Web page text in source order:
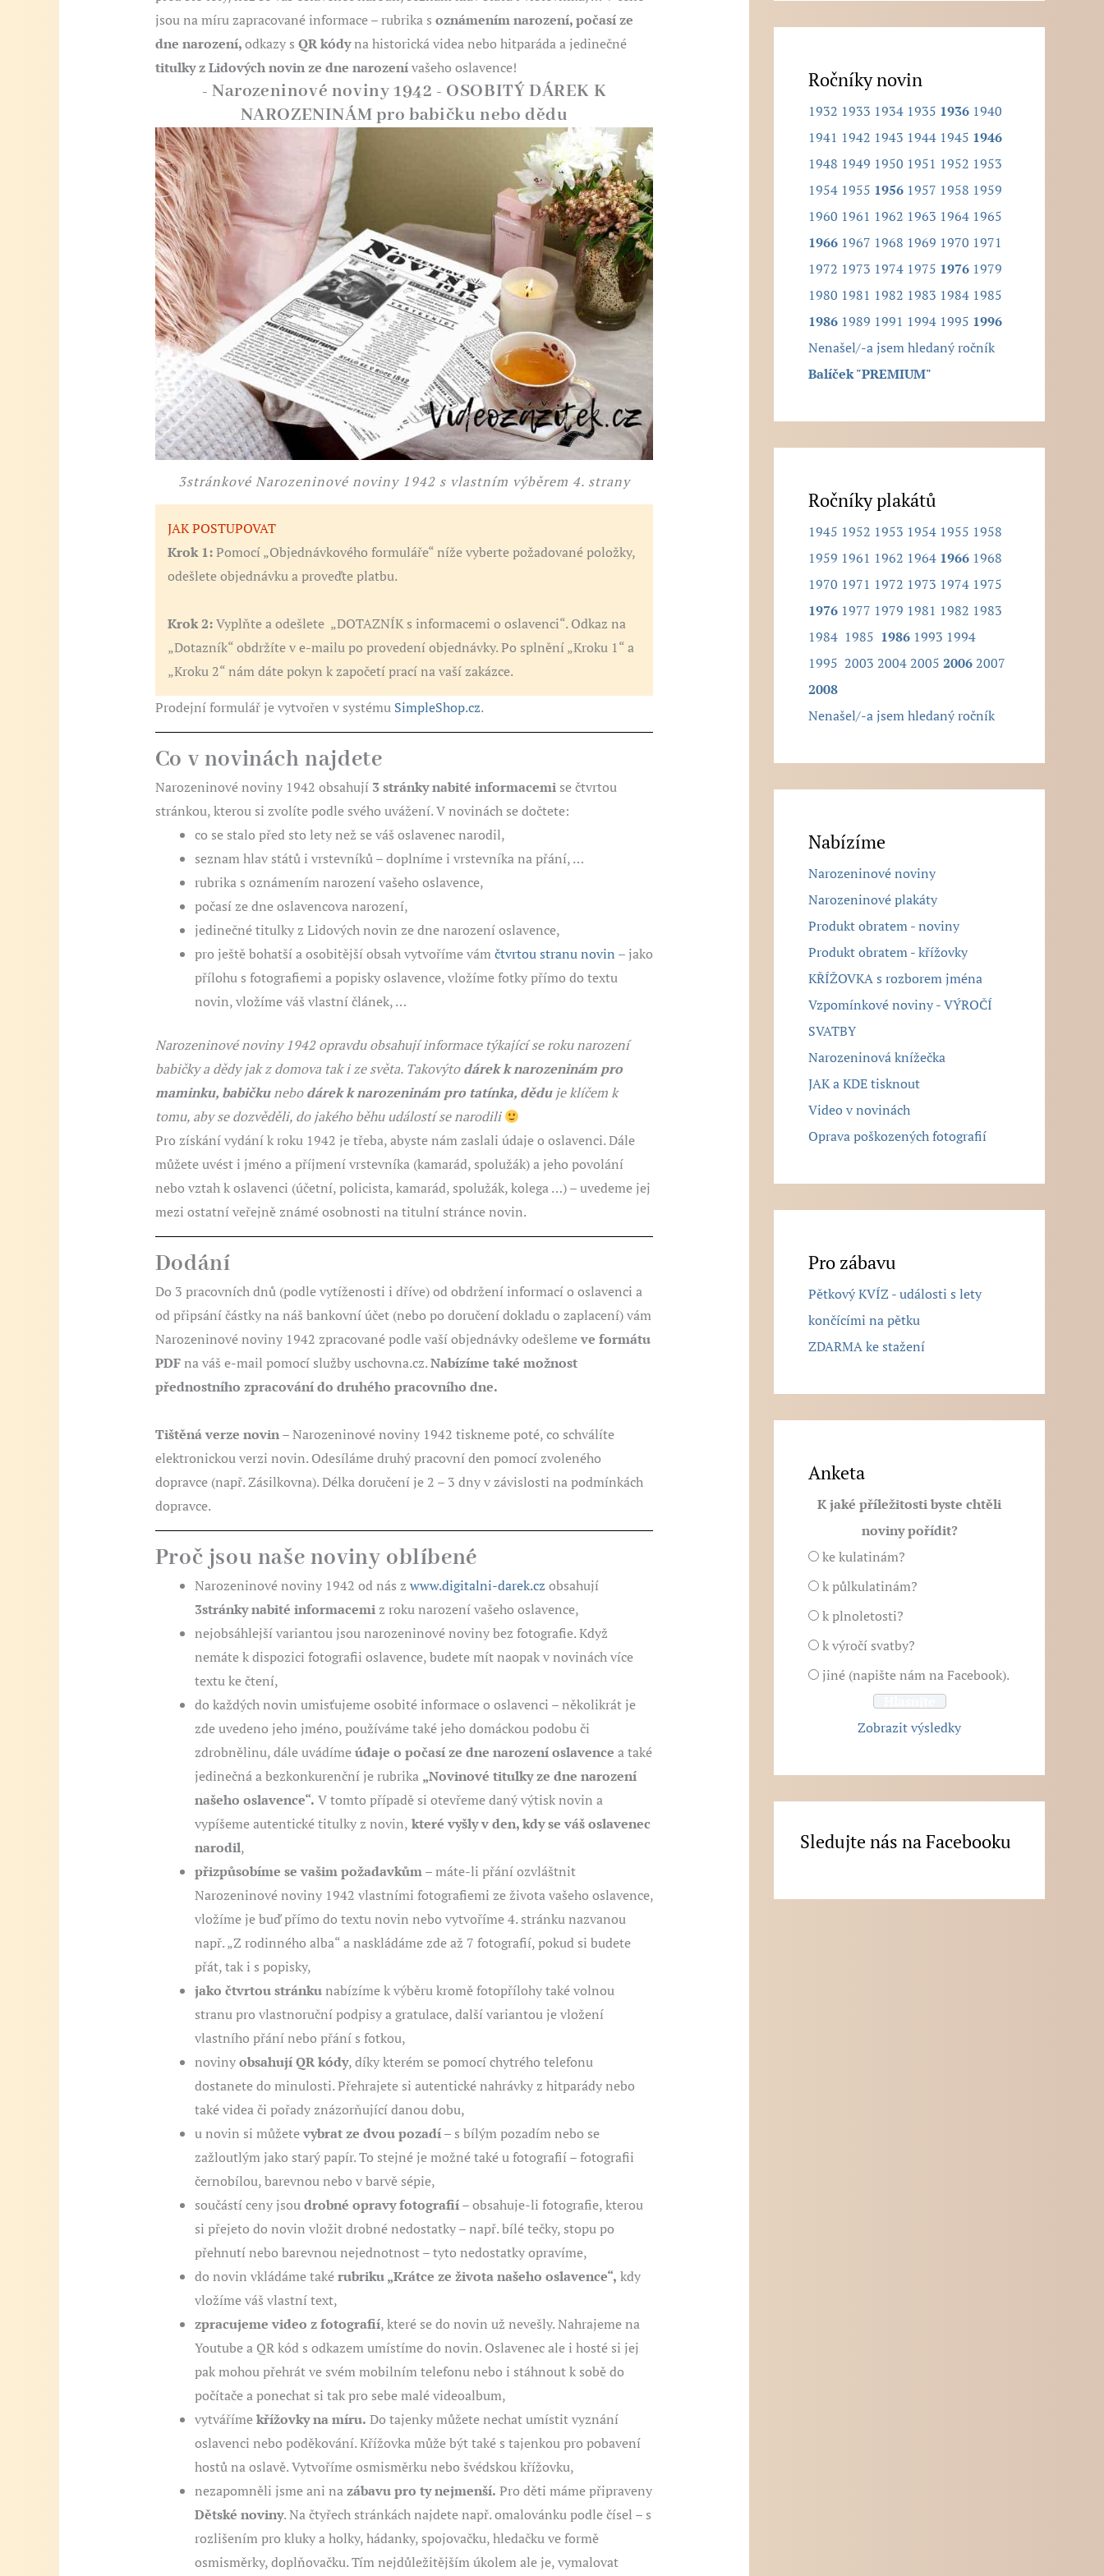
jsou na míru zapracované informace–rubrika s oznámením narození, počasí ze
dne narození,odkazy s QR kódyna historická videa nebo hitparáda a jedinečné
titulky z Lidových novin ze dne narozenívašeho oslavence!
- Narozeninové noviny 1942 - OSOBITÝ DÁREK K
NAROZENINÁM pro babičku nebo dědu
3stránkové Narozeninové noviny 1942 s vlastním výběrem 4. strany
JAK POSTUPOVAT
Krok 1:Pomocí „Objednávkového formuláře“ níže vyberte požadované položky,
odešlete objednávku a proveďte platbu.
Krok 2:Vyplňte a odešlete „DOTAZNÍK s informacemi o oslavenci“. Odkaz na
„Dotazník“ obdržíte v e-mailu po provedení objednávky. Po splnění „Kroku 1“ a
„Kroku 2“ nám dáte pokyn k započetí prací na vaší zakázce.
Prodejní formulář je vytvořen v systému SimpleShop.cz.
Co v novinách najdete
Narozeninové noviny 1942 obsahují 3 stránky nabité informacemise čtvrtou
stránkou, kterou si zvolíte podle svého uvážení. V novinách se dočtete:
co se stalo před sto lety než se váš oslavenec narodil,
seznam hlav států i vrstevníků – doplníme i vrstevníka na přání, …
rubrika s oznámením narození vašeho oslavence,
počasí ze dne oslavencova narození,
jedinečné titulky z Lidových novin ze dne narození oslavence,
pro ještě bohatší a osobitější obsah vytvoříme vámčtvrtou stranu novin – jako
přílohu s fotografiemi a popisky oslavence, vložíme fotky přímo do textu
novin, vložíme váš vlastní článek, …
Narozeninové noviny 1942 opravdu obsahují informace týkající se roku narození
babičky a dědy jak z domova tak i ze světa. Takovýtodárek k narozeninám pro
maminku, babičkunebodárek k narozeninám pro tatínka, děduje klíčem k
tomu, aby se dozvěděli, do jakého běhu událostí se narodili
Pro získání vydání k roku 1942 je třeba, abyste nám zaslali údaje o oslavenci. Dále
můžete uvést i jméno a příjmení vrstevníka (kamarád, spolužák) a jeho povolání
nebo vztah k oslavenci (účetní, policista, kamarád, spolužák, kolega …) – uvedeme jej
mezi ostatní veřejně známé osobnosti na titulní stránce novin.
Dodání
Do 3 pracovních dnů (podle vytíženosti i dříve) od obdržení informací o oslavenci a
od připsání částky na náš bankovní účet (nebo po doručení dokladu o zaplacení) vám
Narozeninové noviny 1942 zpracované podle vaší objednávky odešlemeve formátu
PDFna váš e-mail pomocí služby uschovna.cz.Nabízíme také možnost
přednostního zpracování do druhého pracovního dne.
Tištěná verze novin– Narozeninové noviny 1942 tiskneme poté, co schválíte
elektronickou verzi novin. Odesíláme druhý pracovní den pomocí zvoleného
dopravce (např. Zásilkovna). Délka doručení je 2 – 3 dny v závislosti na podmínkách
dopravce.
Proč jsou naše noviny oblíbené
Narozeninové noviny 1942 od nás z www.digitalni-darek.cz obsahují
3stránky nabité informacemiz roku narození vašeho oslavence,
nejobsáhlejší variantou jsou narozeninové noviny bez fotografie. Když
nemáte k dispozici fotografii oslavence, budete mít naopak v novinách více
textu ke čtení,
do každých novin umisťujeme osobité informace o oslavenci – několikrát je
zde uvedeno jeho jméno, používáme také jeho domáckou podobu či
zdrobnělinu, dále uvádímeúdaje o počasí ze dne narození oslavence a také
jedinečná a bezkonkurenční je rubrika „Novinové titulky ze dne narození
našeho oslavence“. V tomto případě si otevřeme daný výtisk novin a
vypíšeme autentické titulky z novin, které vyšly v den, kdy se váš oslavenec
narodil,
přizpůsobíme se vašim požadavkům– máte-li přání ozvláštnit
Narozeninové noviny 1942 vlastními fotografiemi ze života vašeho oslavence,
vložíme je buď přímo do textu novin nebo vytvoříme 4. stránku nazvanou
např. „Z rodinného alba“ a naskládáme zde až 7 fotografií, pokud si budete
přát, tak i s popisky,
jako čtvrtou stránkunabízíme k výběru kromě fotopřílohy také volnou
stranu pro vlastnoruční podpisy a gratulace, další variantou je vložení
vlastního přání nebo přání s fotkou,
novinyobsahují QR kódy, díky kterém se pomocí chytrého telefonu
dostanete do minulosti. Přehrajete si autentické nahrávky z hitparády nebo
také videa či pořady znázorňující danou dobu,
u novin si můžetevybrat ze dvou pozadí– s bílým pozadím nebo se
zažloutlým jako starý papír. To stejné je možné také u fotografií – fotografii
černobílou, barevnou nebo v barvě sépie,
součástí ceny jsoudrobné opravy fotografií– obsahuje-li fotografie, kterou
si přejeto do novin vložit drobné nedostatky – např. bílé tečky, stopu po
přehnutí nebo barevnou nejednotnost – tyto nedostatky opravíme,
do novin vkládáme takérubriku „Krátce ze života našeho oslavence“, kdy
vložíme váš vlastní text,
zpracujeme video z fotografií, které se do novin už nevešly. Nahrajeme na
Youtube a QR kód s odkazem umístíme do novin. Oslavenec ale i hosté si jej
pak mohou přehrát ve svém mobilním telefonu nebo i stáhnout k sobě do
počítače a ponechat si tak pro sebe malé videoalbum,
vytvářímekřížovky na míru. Do tajenky můžete nechat umístit vyznání
oslavenci nebo poděkování. Křížovka může být také s tajenkou pro pobavení
hostů na oslavě. Vytvoříme osmisměrku nebo švédskou křížovku,
nezapomněli jsme ani nazábavu pro ty nejmenší. Pro děti máme připraveny
Dětské noviny. Na čtyřech stránkách najdete např. omalovánku podle čísel – s
rozlišením pro kluky a holky, hádanky, spojovačku, hledačku ve formě
osmisměrky, doplňovačku. Tím nejdůležitějším úkolem ale je, vymalovat
l
e
Ročníky novin
1932 1933 1934 1935 1936 1940
1941 1942 1943 1944 1945 1946
1948 1949 1950 1951 1952 1953
1954 1955 1956 1957 1958 1959
1960 1961 1962 1963 1964 1965
1966 1967 1968 1969 1970 1971
1972 1973 1974 1975 1976 1979
1980 1981 1982 1983 1984 1985
1986 1989 1991 1994 1995 1996
Nenašel/-a jsem hledaný ročník
Balíček "PREMIUM"
Ročníky plakátů
1945 1952 1953 1954 1955 1958
1959 1961 1962 1964 1966 1968
1970 1971 1972 1973 1974 1975
1976 1977 1979 1981 1982 1983
1984 1985 1986 1993 1994
1995 2003 20042005 20062007
2008
Nenašel/-a jsem hledaný ročník
Nabízíme
Narozeninové noviny
Narozeninové plakáty
Produkt obratem - noviny
Produkt obratem - křížovky
KŘÍŽOVKA s rozborem jména
Vzpomínkové noviny - VÝROČÍ
SVATBY
Narozeninová knížečka
JAK a KDE tisknout
Video v novinách
Oprava poškozených fotografií
Pro zábavu
Pětkový KVÍZ - události s lety
končícími na pětku
ZDARMA ke stažení
Anketa
K jaké příležitosti byste chtěli
noviny pořídit?
ke kulatinám?
k půlkulatinám?
k plnoletosti?
k výročí svatby?
jiné (napište nám na Facebook).
Zobrazit výsledky
Sledujte nás na Facebooku